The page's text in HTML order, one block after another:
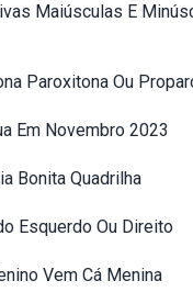
Maiúsculas E
Paroxitona Ou
Em Novembro 2023
Bonita Quadrilha
Esquerdo Ou Direito
Vem Cá Menina